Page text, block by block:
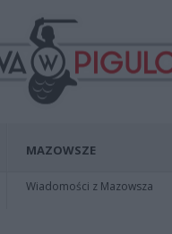
MAZOWSZE
Wiadomości z Mazowsza